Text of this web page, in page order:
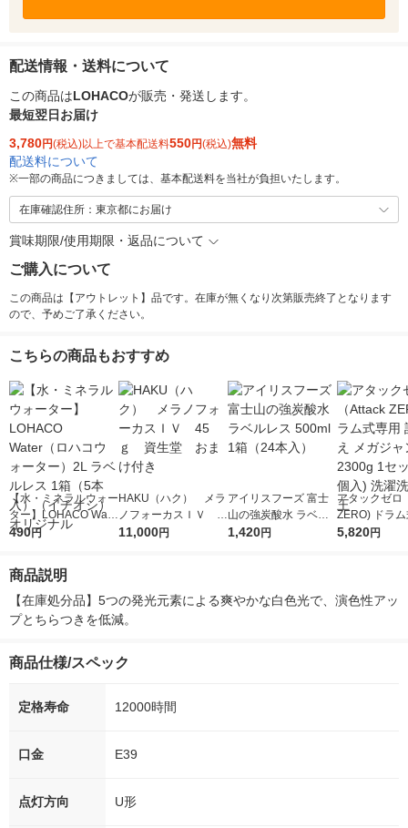
配送情報・送料について
この商品はLOHACOが販売・発送します。
最短翌日お届け
3,780円(税込)以上で基本配送料550円(税込)無料
配送料について
※一部の商品につきましては、基本配送料を当社が負担いたします。
在庫確認住所：東京都にお届け
賞味期限/使用期限・返品について
ご購入について
この商品は【アウトレット】品です。在庫が無くなり次第販売終了となります
ので、予めご了承ください。
こちらの商品もおすすめ
【水・ミネラルウォー
ター】LOHACO Wate
r（ロハコウォータ
シ） オリジナル
490円
HAKU（ハク） メラ
ノフォーカスＩＶ 4
5ｇ 資生堂 おまけ
11,000円
アイリスフーズ 富士
山の強炭酸水 ラベル
レス 500ml 1箱（24
1,420円
アタックゼロ
ZERO) ドラ
詰め替え メガ
5,820円
商品説明
【在庫処分品】5つの発光元素による爽やかな白色光で、演色性アッ
プとちらつきを低減。
商品仕様/スペック
定格寿命 12000時間
口金 E39
点灯方向 U形